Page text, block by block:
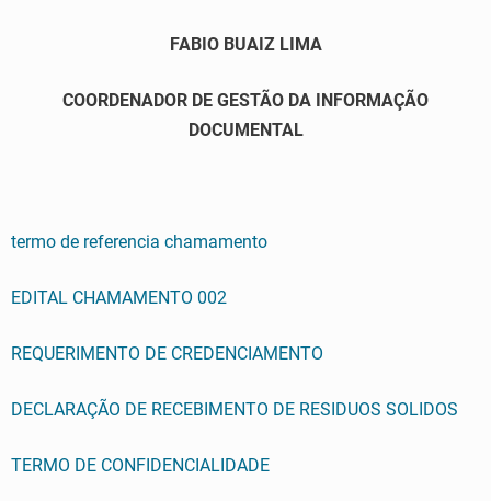
FABIO BUAIZ LIMA
COORDENADOR DE GESTÃO DA INFORMAÇÃO
DOCUMENTAL
termo de referencia chamamento
EDITAL CHAMAMENTO 002
REQUERIMENTO DE CREDENCIAMENTO
DECLARAÇÃO DE RECEBIMENTO DE RESIDUOS SOLIDOS
TERMO DE CONFIDENCIALIDADE